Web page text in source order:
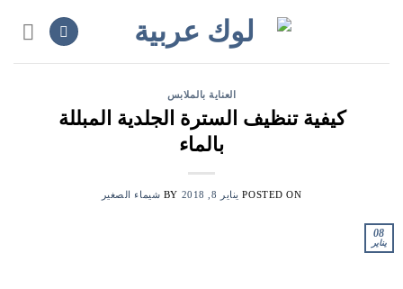
العناية بالملابس
كيفية تنظيف السترة الجلدية المبللة
بالماء
POSTED ON يناير 8, 2018 شيماء الصغير
08
يناير